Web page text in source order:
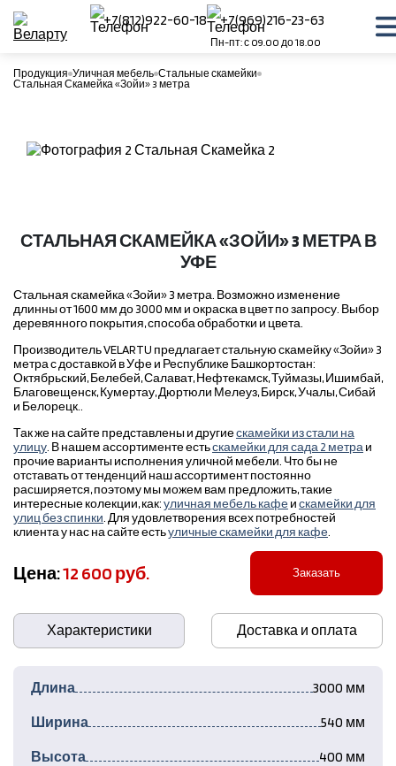
+7(812)922-60-18 +7(969)216-23-63
Пн-пт: с 09.00 до 18.00
Продукция Уличная мебель Стальные скамейки
Стальная Скамейка «Зойи» 3 метра
СТАЛЬНАЯ СКАМЕЙКА «ЗОЙИ» 3 МЕТРА В
УФЕ
Стальная скамейка «Зойи» 3 метра. Возможно изменение
длинны от 1600 мм до 3000 мм и окраска в цвет по запросу. Выбор
деревянного покрытия, способа обработки и цвета.
Производитель VELARTU предлагает стальную скамейку «Зойи» 3
метра с доставкой в Уфе и Республике Башкортостан:
Октябрьский, Белебей, Салават, Нефтекамск, Туймазы, Ишимбай,
Благовещенск, Кумертау, Дюртюли Мелеуз, Бирск, Учалы, Сибай
и Белорецк..
Так же на сайте представлены и другиескамейки из стали на
улицу . В нашем ассортименте естьскамейки для сада 2 метра и
прочие варианты исполнения уличной мебели. Что бы не
отставать от тенденций наш ассортимент постоянно
расширяется, поэтому мы можем вам предложить, такие
интересные колекции, как:уличная мебель кафеискамейки для
улиц без спинки . Для удовлетворения всех потребностей
клиента у нас на сайте естьуличные скамейки для кафе
Цена:12 600 руб. Заказать
Характеристики Доставка и оплата
Длина 3000 мм
Ширина 540 мм
Высота 400 мм